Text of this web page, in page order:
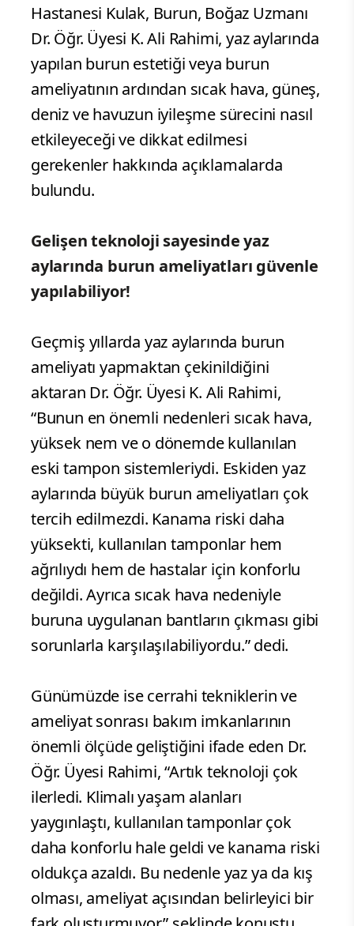
Hastanesi Kulak, Burun, Boğaz Uzmanı
Dr. Öğr. Üyesi K. Ali Rahimi, yaz aylarında
yapılan burun estetiği veya burun
ameliyatının ardından sıcak hava, güneş,
deniz ve havuzun iyileşme sürecini nasıl
etkileyeceği ve dikkat edilmesi
gerekenler hakkında açıklamalarda
bulundu.
Gelişen teknoloji sayesinde yaz
aylarında burun ameliyatları güvenle
yapılabiliyor!
Geçmiş yıllarda yaz aylarında burun
ameliyatı yapmaktan çekinildiğini
aktaran Dr. Öğr. Üyesi K. Ali Rahimi,
“Bunun en önemli nedenleri sıcak hava,
yüksek nem ve o dönemde kullanılan
eski tampon sistemleriydi. Eskiden yaz
aylarında büyük burun ameliyatları çok
tercih edilmezdi. Kanama riski daha
yüksekti, kullanılan tamponlar hem
ağrılıydı hem de hastalar için konforlu
değildi. Ayrıca sıcak hava nedeniyle
buruna uygulanan bantların çıkması gibi
sorunlarla karşılaşılabiliyordu.” dedi.
Günümüzde ise cerrahi tekniklerin ve
ameliyat sonrası bakım imkanlarının
önemli ölçüde geliştiğini ifade eden Dr.
Öğr. Üyesi Rahimi, “Artık teknoloji çok
ilerledi. Klimalı yaşam alanları
yaygınlaştı, kullanılan tamponlar çok
daha konforlu hale geldi ve kanama riski
oldukça azaldı. Bu nedenle yaz ya da kış
olması, ameliyat açısından belirleyici bir